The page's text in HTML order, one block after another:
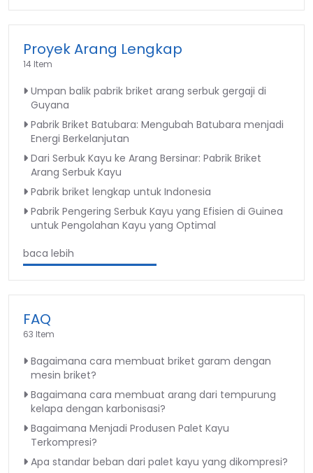
Proyek Arang Lengkap
14 Item
Umpan balik pabrik briket arang serbuk gergaji di
Guyana
Pabrik Briket Batubara: Mengubah Batubara menjadi
Energi Berkelanjutan
Dari Serbuk Kayu ke Arang Bersinar: Pabrik Briket
Arang Serbuk Kayu
Pabrik briket lengkap untuk Indonesia
Pabrik Pengering Serbuk Kayu yang Efisien di Guinea
untuk Pengolahan Kayu yang Optimal
baca lebih
FAQ
63 Item
Bagaimana cara membuat briket garam dengan
mesin briket?
Bagaimana cara membuat arang dari tempurung
kelapa dengan karbonisasi?
Bagaimana Menjadi Produsen Palet Kayu
Terkompresi?
Apa standar beban dari palet kayu yang dikompresi?